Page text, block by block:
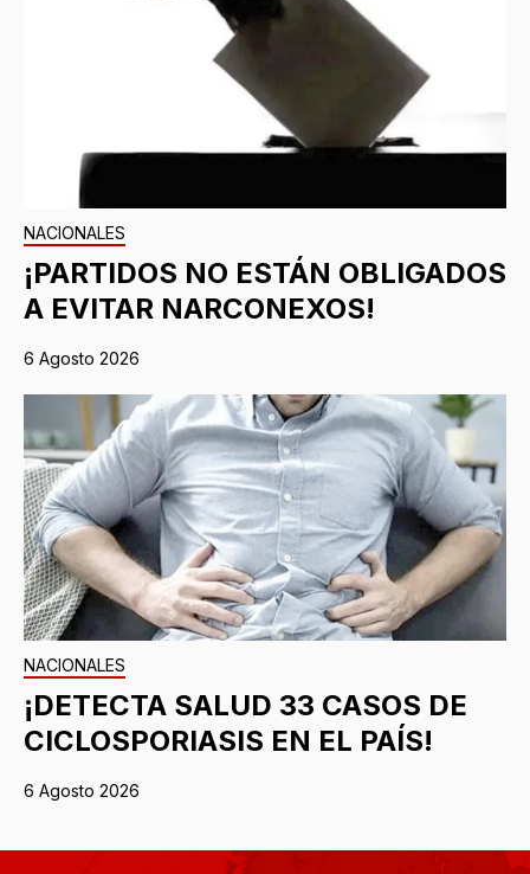
NACIONALES
¡PARTIDOS NO ESTÁN OBLIGADOS
A EVITAR NARCONEXOS!
6 Agosto 2026
NACIONALES
¡DETECTA SALUD 33 CASOS DE
CICLOSPORIASIS EN EL PAÍS!
6 Agosto 2026